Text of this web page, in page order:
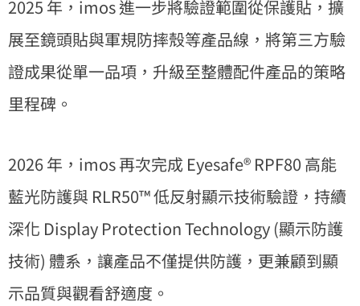
2025 年，imos 進一步將驗證範圍從保護貼，擴
展至鏡頭貼與軍規防摔殼等產品線，將第三方驗
證成果從單一品項，升級至整體配件產品的策略
里程碑。
2026 年，imos 再次完成 Eyesafe® RPF80 高能
藍光防護與 RLR50™ 低反射顯示技術驗證，持續
深化 Display Protection Technology (顯示防護
技術) 體系，讓產品不僅提供防護，更兼顧到顯
示品質與觀看舒適度。